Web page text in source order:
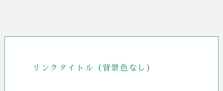
リンクタイトル（背景色なし）